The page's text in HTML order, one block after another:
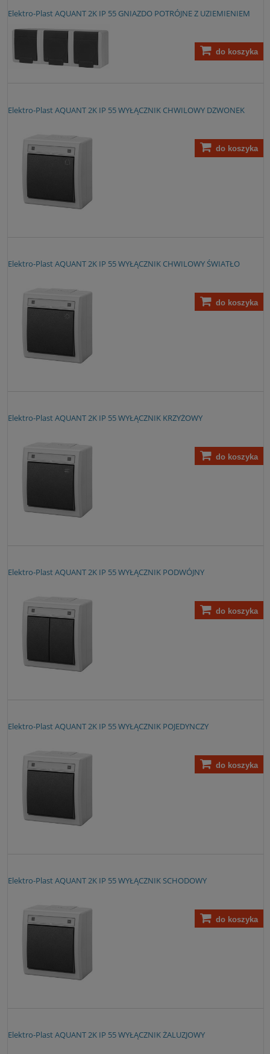
Elektro-Plast AQUANT 2K IP 55 GNIAZDO POTRÓJNE Z UZIEMIENIEM
do koszyka
Elektro-Plast AQUANT 2K IP 55 WYŁĄCZNIK CHWILOWY DZWONEK
do koszyka
Elektro-Plast AQUANT 2K IP 55 WYŁĄCZNIK CHWILOWY ŚWIATŁO
do koszyka
Elektro-Plast AQUANT 2K IP 55 WYŁĄCZNIK KRZYŻOWY
do koszyka
Elektro-Plast AQUANT 2K IP 55 WYŁĄCZNIK PODWÓJNY
do koszyka
Elektro-Plast AQUANT 2K IP 55 WYŁĄCZNIK POJEDYNCZY
do koszyka
Elektro-Plast AQUANT 2K IP 55 WYŁĄCZNIK SCHODOWY
do koszyka
Elektro-Plast AQUANT 2K IP 55 WYŁĄCZNIK ŻALUZJOWY